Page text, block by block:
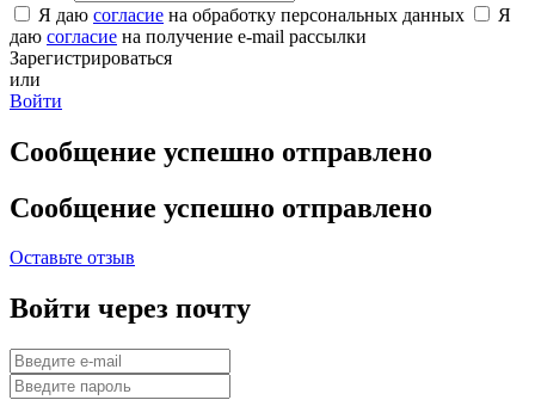
Я даю согласие на обработку персональных данных
Я
даю согласие на получение e-mail рассылки
Зарегистрироваться
или
Войти
Сообщение успешно отправлено
Сообщение успешно отправлено
Оставьте отзыв
Войти через почту